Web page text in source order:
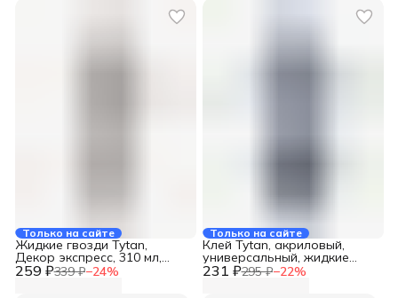
Только на сайте
259 ₽339 ₽−24%
Жидкие гвозди Tytan,
Декор экспресс, 310 мл,
16103
Только на сайте
231 ₽295 ₽−22%
Клей Tytan, акриловый,
универсальный, жидкие
гвозди, белый,